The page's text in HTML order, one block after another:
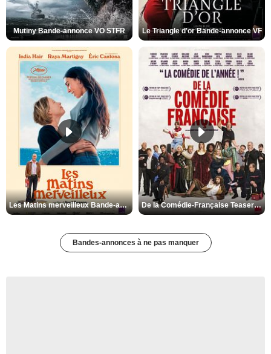
Mutiny Bande-annonce VO STFR Le Triangle d'or Bande-annonce VF
Les Matins merveilleux Bande-annonce VF De la Comédie-Française Teaser VF
Bandes-annonces à ne pas manquer